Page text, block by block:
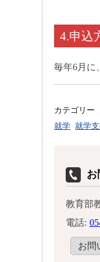
4.申込
毎年6月に
カテゴリー
就学 就学
お
教育部
電話:
お問